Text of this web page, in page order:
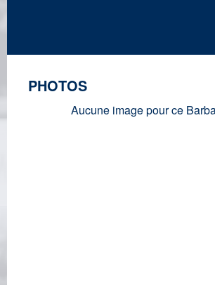
PHOTOS
Aucune image pour ce